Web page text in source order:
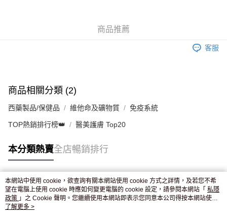
付款後門市自取，訂單確認後2-4個工作天到店，7天內取。逾期後
商品推薦
客服
商品相關分類 (2)
西藥製品/保健品 維他命及礦物質 免疫系統
TOP熱銷排行榜👑 醫美護膚 Top20
本分類熱賣全店暢銷排行
熱門標籤
熱銷排行
本網站中使用 cookie，欲查詢有關本網站使用 cookie 方式之詳情，及若您不希
望在電腦上使用 cookie 時應如何變更電腦的 cookie 設定，請參閱本網站「 私隱
政策 」之 Cookie 聲明。您繼續使用本網站即表示您同意本公司得按本網站使用
條款之 Cookie 聲明使用 cookie。
了解更多 >